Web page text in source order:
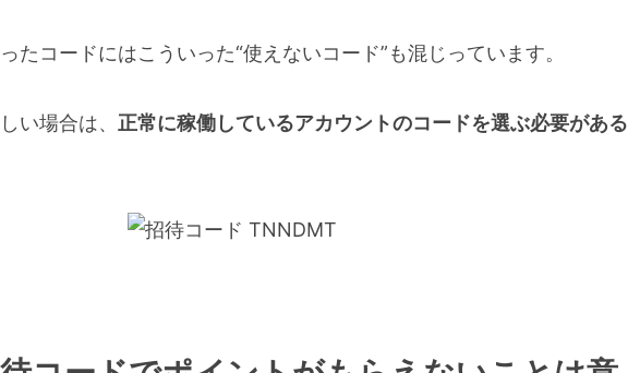
たコードにはこういった“使えないコード”も混じっています。
い場合は、 正常に稼働しているアカウントのコードを選ぶ必要がある